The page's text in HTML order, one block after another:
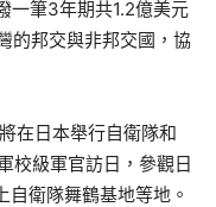
一筆3年期共1.2億美元
的邦交與非邦交國，協
在日本舉行自衛隊和
校級軍官訪日，參觀日
衛隊舞鶴基地等地。